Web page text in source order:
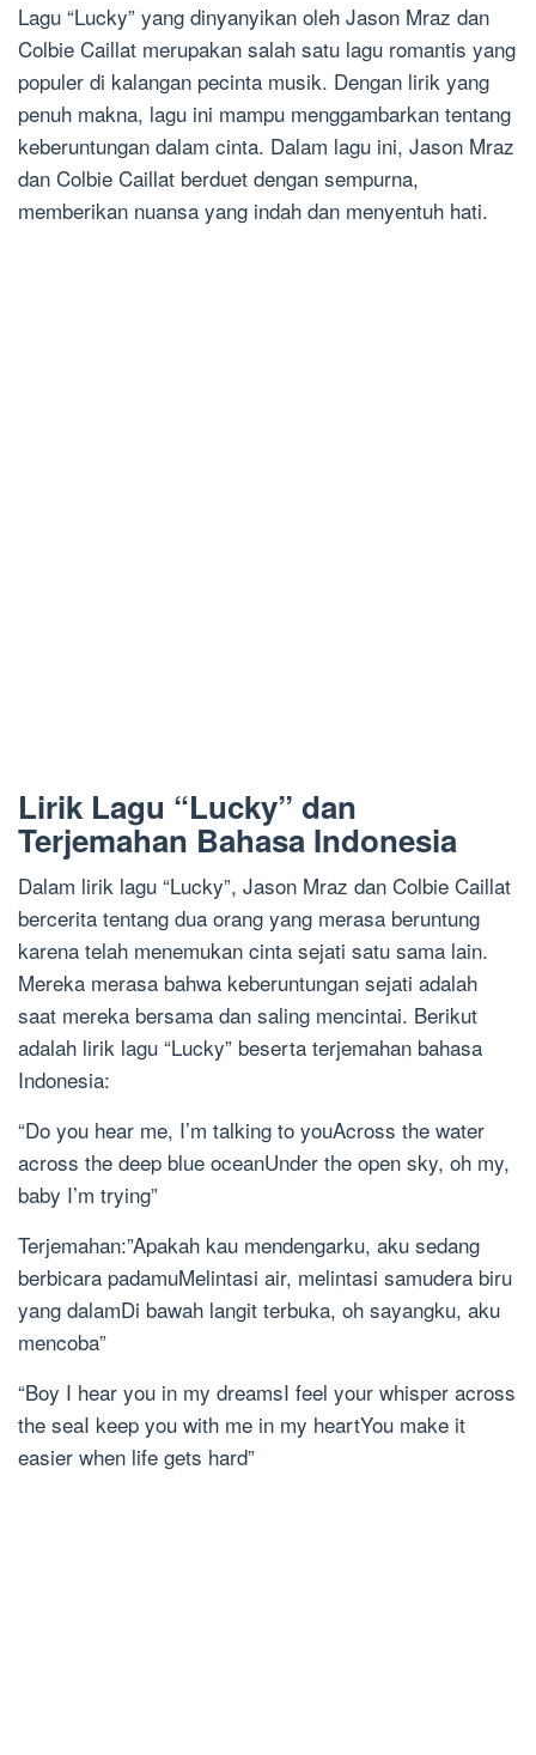
Lagu “Lucky” yang dinyanyikan oleh Jason Mraz dan
Colbie Caillat merupakan salah satu lagu romantis yang
populer di kalangan pecinta musik. Dengan lirik yang
penuh makna, lagu ini mampu menggambarkan tentang
keberuntungan dalam cinta. Dalam lagu ini, Jason Mraz
dan Colbie Caillat berduet dengan sempurna,
memberikan nuansa yang indah dan menyentuh hati.
Lirik Lagu “Lucky” dan
Terjemahan Bahasa Indonesia
Dalam lirik lagu “Lucky”, Jason Mraz dan Colbie Caillat
bercerita tentang dua orang yang merasa beruntung
karena telah menemukan cinta sejati satu sama lain.
Mereka merasa bahwa keberuntungan sejati adalah
saat mereka bersama dan saling mencintai. Berikut
adalah lirik lagu “Lucky” beserta terjemahan bahasa
Indonesia:
“Do you hear me, I’m talking to youAcross the water
across the deep blue oceanUnder the open sky, oh my,
baby I’m trying”
Terjemahan:”Apakah kau mendengarku, aku sedang
berbicara padamuMelintasi air, melintasi samudera biru
yang dalamDi bawah langit terbuka, oh sayangku, aku
mencoba”
“Boy I hear you in my dreamsI feel your whisper across
the seaI keep you with me in my heartYou make it
easier when life gets hard”